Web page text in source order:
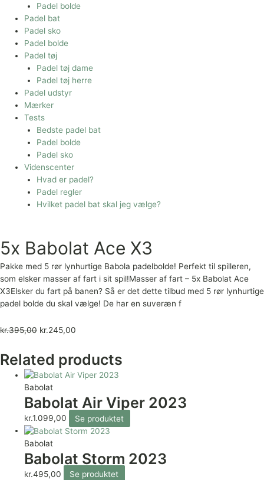
Padel bolde
Padel bat
Padel sko
Padel bolde
Padel tøj
Padel tøj dame
Padel tøj herre
Padel udstyr
Mærker
Tests
Bedste padel bat
Padel bolde
Padel sko
Videnscenter
Hvad er padel?
Padel regler
Hvilket padel bat skal jeg vælge?
5x Babolat Ace X3
Pakke med 5 rør lynhurtige Babola padelbolde! Perfekt til spilleren,
som elsker masser af fart i sit spil!Masser af fart – 5x Babolat Ace
X3Elsker du fart på banen? Så er det dette tilbud med 5 rør lynhurtige
padel bolde du skal vælge! De har en suveræn f
kr.395,00 kr.245,00
Related products
Babolat
Babolat Air Viper 2023
kr.1.099,00 Se produktet
Babolat
Babolat Storm 2023
kr.495,00 Se produktet